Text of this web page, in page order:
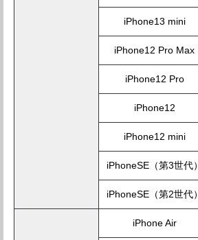
iPhone13 mini
iPhone12 Pro Max
iPhone12 Pro
iPhone12
iPhone12 mini
iPhoneSE（第3世代）
iPhoneSE（第2世代）
iPhone Air